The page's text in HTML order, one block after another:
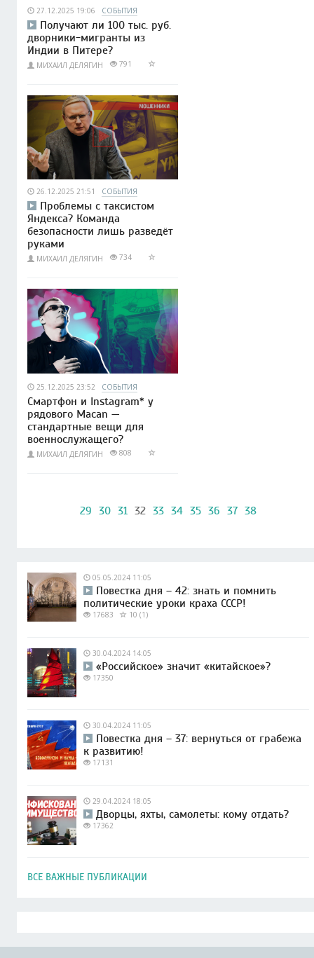
27.12.2025 19:06 СОБЫТИЯ
Получают ли 100 тыс. руб.
дворники-мигранты из
Индии в Питере?
МИХАИЛ ДЕЛЯГИН 791
26.12.2025 21:51 СОБЫТИЯ
Проблемы с таксистом
Яндекса? Команда
безопасности лишь разведёт
руками
МИХАИЛ ДЕЛЯГИН 734
25.12.2025 23:52 СОБЫТИЯ
Смартфон и Instagram* у
рядового Macan —
стандартные вещи для
военнослужащего?
МИХАИЛ ДЕЛЯГИН 808
29 30 31 32 33 34 35 36 37 38
05.05.2024 11:05
Повестка дня – 42: знать и помнить
политические уроки краха СССР!
17683 10 (1)
30.04.2024 14:05
«Российское» значит «китайское»?
17350
30.04.2024 11:05
Повестка дня – 37: вернуться от грабежа
к развитию!
17131
29.04.2024 18:05
Дворцы, яхты, самолеты: кому отдать?
17362
ВСЕ ВАЖНЫЕ ПУБЛИКАЦИИ